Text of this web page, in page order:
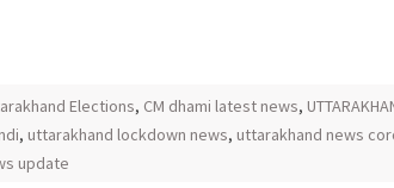
Elections, CM dhami latest news,
, uttarakhand lockdown news, uttarakhand news
update